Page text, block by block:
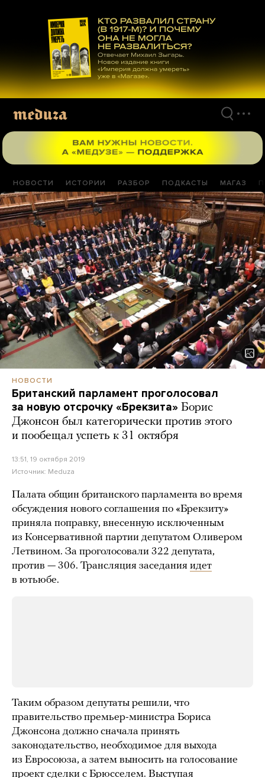
материалам
НОВОСТИ ИСТОРИИ РАЗБОР ПОДКАСТЫ МАГАЗ
НОВОСТИ
Британский парламент проголосовал
за новую отсрочку «Брекзита» Борис
Джонсон был категорически против этого
и пообещал успеть к 31 октября
13:51, 19 октября 2019
Источник: Meduza
Палата общин британского парламента во время
обсуждения нового соглашения по «Брекзиту»
приняла поправку, внесенную исключенным
из Консервативной партии депутатом Оливером
Летвином. За проголосовали 322 депутата,
против — 306. Трансляция заседания идет
в ютьюбе.
Таким образом депутаты решили, что
правительство премьер-министра Бориса
Джонсона должно сначала принять
законодательство, необходимое для выхода
из Евросоюза, а затем выносить на голосование
проект сделки с Брюсселем. Выступая